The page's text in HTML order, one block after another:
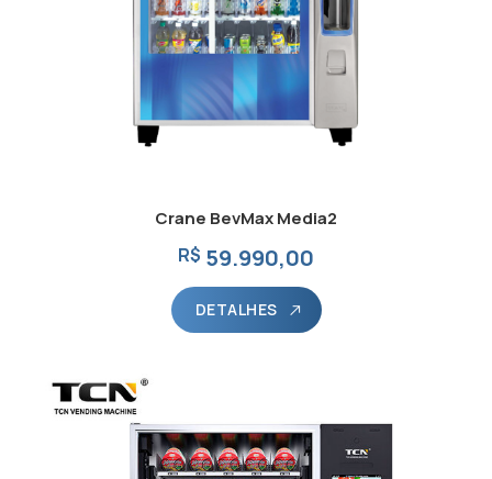
Crane BevMax Media2
R$ 59.990,00
DETALHES